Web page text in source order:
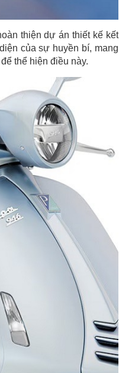
thiện dự án thiết kế kết
của sự huyền bí, mang
thể hiện điều này.